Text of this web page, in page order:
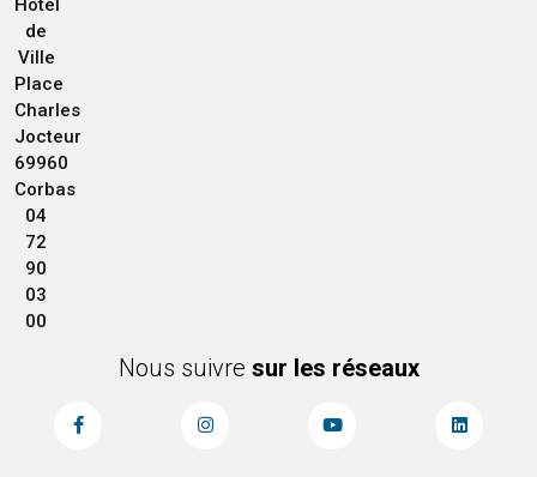
Hôtel
de
Ville
Place
Charles
Jocteur
69960
Corbas
04
72
90
03
00
Nous suivre sur les réseaux